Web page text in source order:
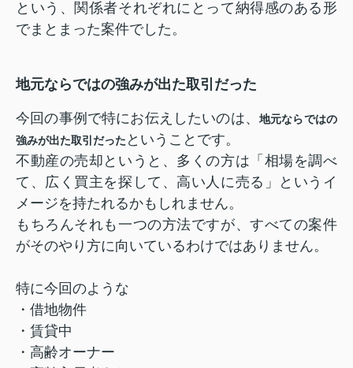
という、関係者それぞれにとって納得感のある形
でまとまった案件でした。
地元ならではの強みが出た取引だった
今回の事例で特にお伝えしたいのは、
地元ならではの
強みが出た取引だった ということです。
不動産の売却というと、多くの方は「相場を調べ
て、広く買主を探して、高い人に売る」というイ
メージを持たれるかもしれません。
もちろんそれも一つの方法ですが、すべての案件
がそのやり方に向いているわけではありません。
特に今回のような
・借地物件
・賃貸中
・高齢オーナー